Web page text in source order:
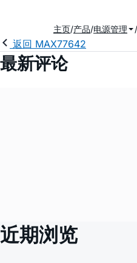
主页 产品 电源管理
返回 MAX77642
最新评论
近期浏览